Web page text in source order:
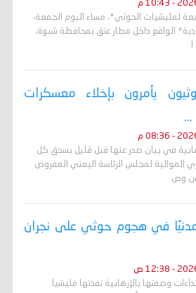
لمليشيات الحوثي*، مساء اليوم الجمعة،
الواقع داخل مطار عتق بمحافظة شبوة،
يأمرون بإخلاء معسكرات
...
في بيان صدر عنها قبل قليل بسحق كل
الموالية لمجلس الرئاسة اليمني المفروض
وص
/ إصابة 11 مدنيًا في هجوم حوثي على نجران
وصفتها بالإرهابية نفذتها مليشيا